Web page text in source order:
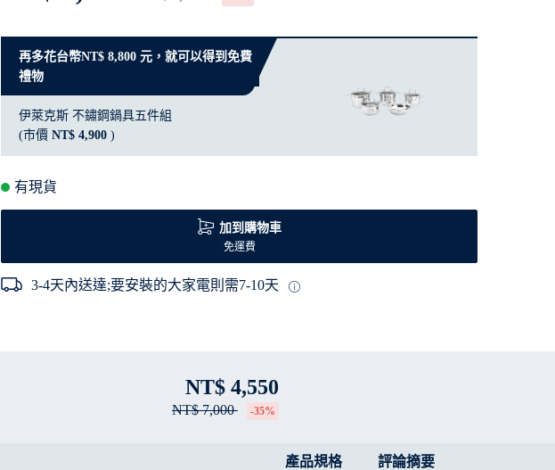
再多花台幣NT$ 8,800 元，就可以得到免費
禮物
伊萊克斯 不鏽鋼鍋具五件組
(市價 NT$ 4,900 )
有現貨
加到購物車
免運費
3-4天內送達;要安裝的大家電則需7-10天
NT$ 4,550
NT$ 7,000 -35%
產品規格 評論摘要